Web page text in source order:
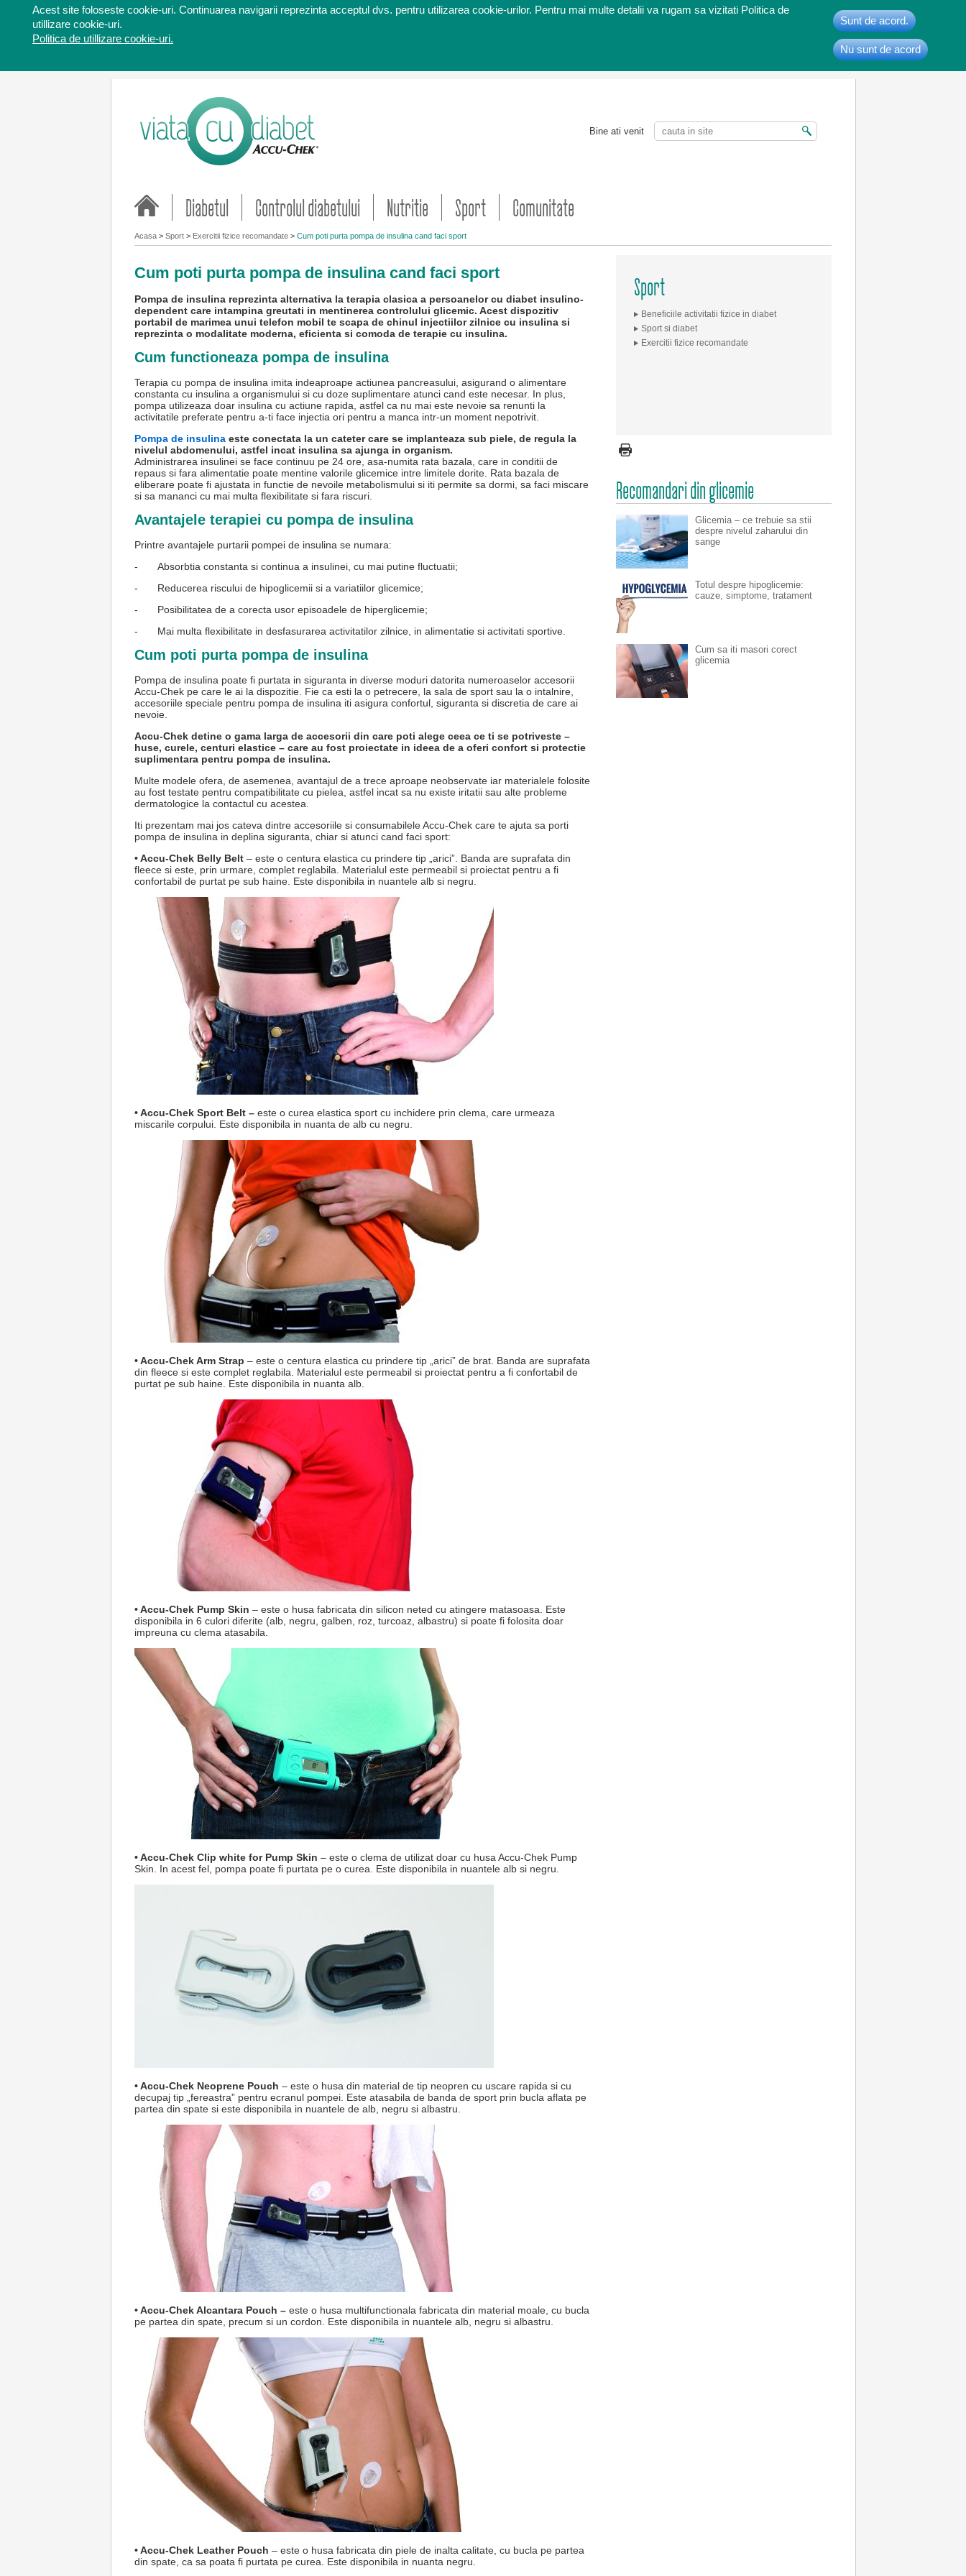
Acest site foloseste cookie-uri. Continuarea navigarii reprezinta acceptul dvs. pentru utilizarea cookie-urilor. Pentru mai multe detalii va rugam sa vizitati Politica de
utillizare cookie-uri.
Politica de utillizare cookie-uri.
Sunt de acord.
Nu sunt de acord
Bine ati venit
Diabetul Controlul diabetului Nutritie Sport Comunitate
Acasa > Sport > Exercitii fizice recomandate > Cum poti purta pompa de insulina cand faci sport
Cum poti purta pompa de insulina cand faci sport
Pompa de insulina reprezinta alternativa la terapia clasica a persoanelor cu diabet insulino-
dependent care intampina greutati in mentinerea controlului glicemic. Acest dispozitiv
portabil de marimea unui telefon mobil te scapa de chinul injectiilor zilnice cu insulina si
reprezinta o modalitate moderna, eficienta si comoda de terapie cu insulina.
Cum functioneaza pompa de insulina
Terapia cu pompa de insulina imita indeaproape actiunea pancreasului, asigurand o alimentare
constanta cu insulina a organismului si cu doze suplimentare atunci cand este necesar. In plus,
pompa utilizeaza doar insulina cu actiune rapida, astfel ca nu mai este nevoie sa renunti la
activitatile preferate pentru a-ti face injectia ori pentru a manca intr-un moment nepotrivit.
Pompa de insulina este conectata la un cateter care se implanteaza sub piele, de regula la
nivelul abdomenului, astfel incat insulina sa ajunga in organism.
Administrarea insulinei se face continuu pe 24 ore, asa-numita rata bazala, care in conditii de
repaus si fara alimentatie poate mentine valorile glicemice intre limitele dorite. Rata bazala de
eliberare poate fi ajustata in functie de nevoile metabolismului si iti permite sa dormi, sa faci miscare
si sa mananci cu mai multa flexibilitate si fara riscuri.
Avantajele terapiei cu pompa de insulina
Printre avantajele purtarii pompei de insulina se numara:
-
Absorbtia constanta si continua a insulinei, cu mai putine fluctuatii;
-
Reducerea riscului de hipoglicemii si a variatiilor glicemice;
-
Posibilitatea de a corecta usor episoadele de hiperglicemie;
-
Mai multa flexibilitate in desfasurarea activitatilor zilnice, in alimentatie si activitati sportive.
Cum poti purta pompa de insulina
Pompa de insulina poate fi purtata in siguranta in diverse moduri datorita numeroaselor accesorii
Accu-Chek pe care le ai la dispozitie. Fie ca esti la o petrecere, la sala de sport sau la o intalnire,
accesoriile speciale pentru pompa de insulina iti asigura confortul, siguranta si discretia de care ai
nevoie.
Accu-Chek detine o gama larga de accesorii din care poti alege ceea ce ti se potriveste –
huse, curele, centuri elastice – care au fost proiectate in ideea de a oferi confort si protectie
suplimentara pentru pompa de insulina.
Multe modele ofera, de asemenea, avantajul de a trece aproape neobservate iar materialele folosite
au fost testate pentru compatibilitate cu pielea, astfel incat sa nu existe iritatii sau alte probleme
dermatologice la contactul cu acestea.
Iti prezentam mai jos cateva dintre accesoriile si consumabilele Accu-Chek care te ajuta sa porti
pompa de insulina in deplina siguranta, chiar si atunci cand faci sport:
• Accu-Chek Belly Belt – este o centura elastica cu prindere tip „arici”. Banda are suprafata din
fleece si este, prin urmare, complet reglabila. Materialul este permeabil si proiectat pentru a fi
confortabil de purtat pe sub haine. Este disponibila in nuantele alb si negru.
• Accu-Chek Sport Belt – este o curea elastica sport cu inchidere prin clema, care urmeaza
miscarile corpului. Este disponibila in nuanta de alb cu negru.
• Accu-Chek Arm Strap – este o centura elastica cu prindere tip „arici” de brat. Banda are suprafata
din fleece si este complet reglabila. Materialul este permeabil si proiectat pentru a fi confortabil de
purtat pe sub haine. Este disponibila in nuanta alb.
• Accu-Chek Pump Skin – este o husa fabricata din silicon neted cu atingere matasoasa. Este
disponibila in 6 culori diferite (alb, negru, galben, roz, turcoaz, albastru) si poate fi folosita doar
impreuna cu clema atasabila.
• Accu-Chek Clip white for Pump Skin – este o clema de utilizat doar cu husa Accu-Chek Pump
Skin. In acest fel, pompa poate fi purtata pe o curea. Este disponibila in nuantele alb si negru.
• Accu-Chek Neoprene Pouch – este o husa din material de tip neopren cu uscare rapida si cu
decupaj tip „fereastra” pentru ecranul pompei. Este atasabila de banda de sport prin bucla aflata pe
partea din spate si este disponibila in nuantele de alb, negru si albastru.
• Accu-Chek Alcantara Pouch – este o husa multifunctionala fabricata din material moale, cu bucla
pe partea din spate, precum si un cordon. Este disponibila in nuantele alb, negru si albastru.
• Accu-Chek Leather Pouch – este o husa fabricata din piele de inalta calitate, cu bucla pe partea
din spate, ca sa poata fi purtata pe curea. Este disponibila in nuanta negru.
Sport
Beneficiile activitatii fizice in diabet
Sport si diabet
Exercitii fizice recomandate
Recomandari din glicemie
Glicemia – ce trebuie sa stii
despre nivelul zaharului din
sange
Totul despre hipoglicemie:
cauze, simptome, tratament
Cum sa iti masori corect
glicemia